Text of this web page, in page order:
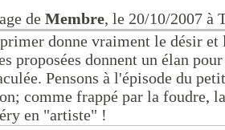
de Membre, le 20/10/2007 à
donne vraiment le désir
proposées donnent un élan
Pensons à l'épisode du
comme frappé par la foudre,
en "artiste" !